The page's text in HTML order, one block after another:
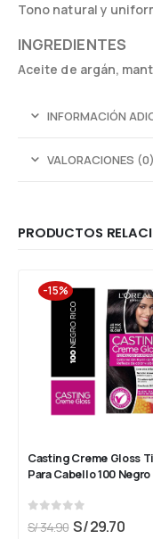
Tono natural y
INGREDIENTES
Aceite de argán,
INFORMACIÓN
VALORACIONES (0)
PRODUCTOS
-15%
Casting Creme Gloss
Para Cabello 100
out of 5
S/34.90 S/29.70